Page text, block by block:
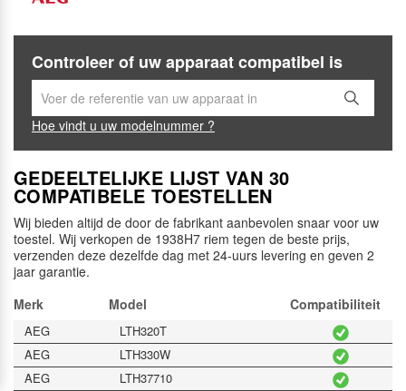
Controleer of uw apparaat compatibel is
Hoe vindt u uw modelnummer ?
GEDEELTELIJKE LIJST VAN 30
COMPATIBELE TOESTELLEN
Wij bieden altijd de door de fabrikant aanbevolen snaar voor uw
toestel. Wij verkopen de 1938H7 riem tegen de beste prijs,
verzenden deze dezelfde dag met 24-uurs levering en geven 2
jaar garantie.
Merk
Model Compatibiliteit
AEG
LTH320T
AEG
LTH330W
AEG
LTH37710